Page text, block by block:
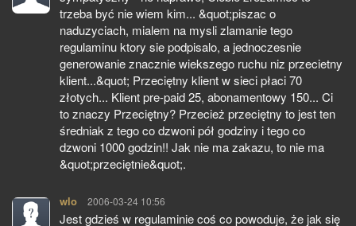
trzeba być nie wiem kim... &quot;piszac o
naduzyciach, mialem na mysli zlamanie tego
regulaminu ktory sie podpisalo, a jednoczesnie
generowanie znacznie wiekszego ruchu niz przecietny
klient...&quot; Przeciętny klient w sieci płaci 70
złotych... Klient pre-paid 25, abonamentowy 150... Ci
to znaczy Przeciętny? Przecież przeciętny to jest ten
średniak z tego co dzwoni pół godziny i tego co
dzwoni 1000 godzin!! Jak nie ma zakazu, to nie ma
&quot;przeciętnie&quot;.
wlo pisze:
2006-03-24 10:56
Jest gdzieś w regulaminie coś co powoduje, że jak się